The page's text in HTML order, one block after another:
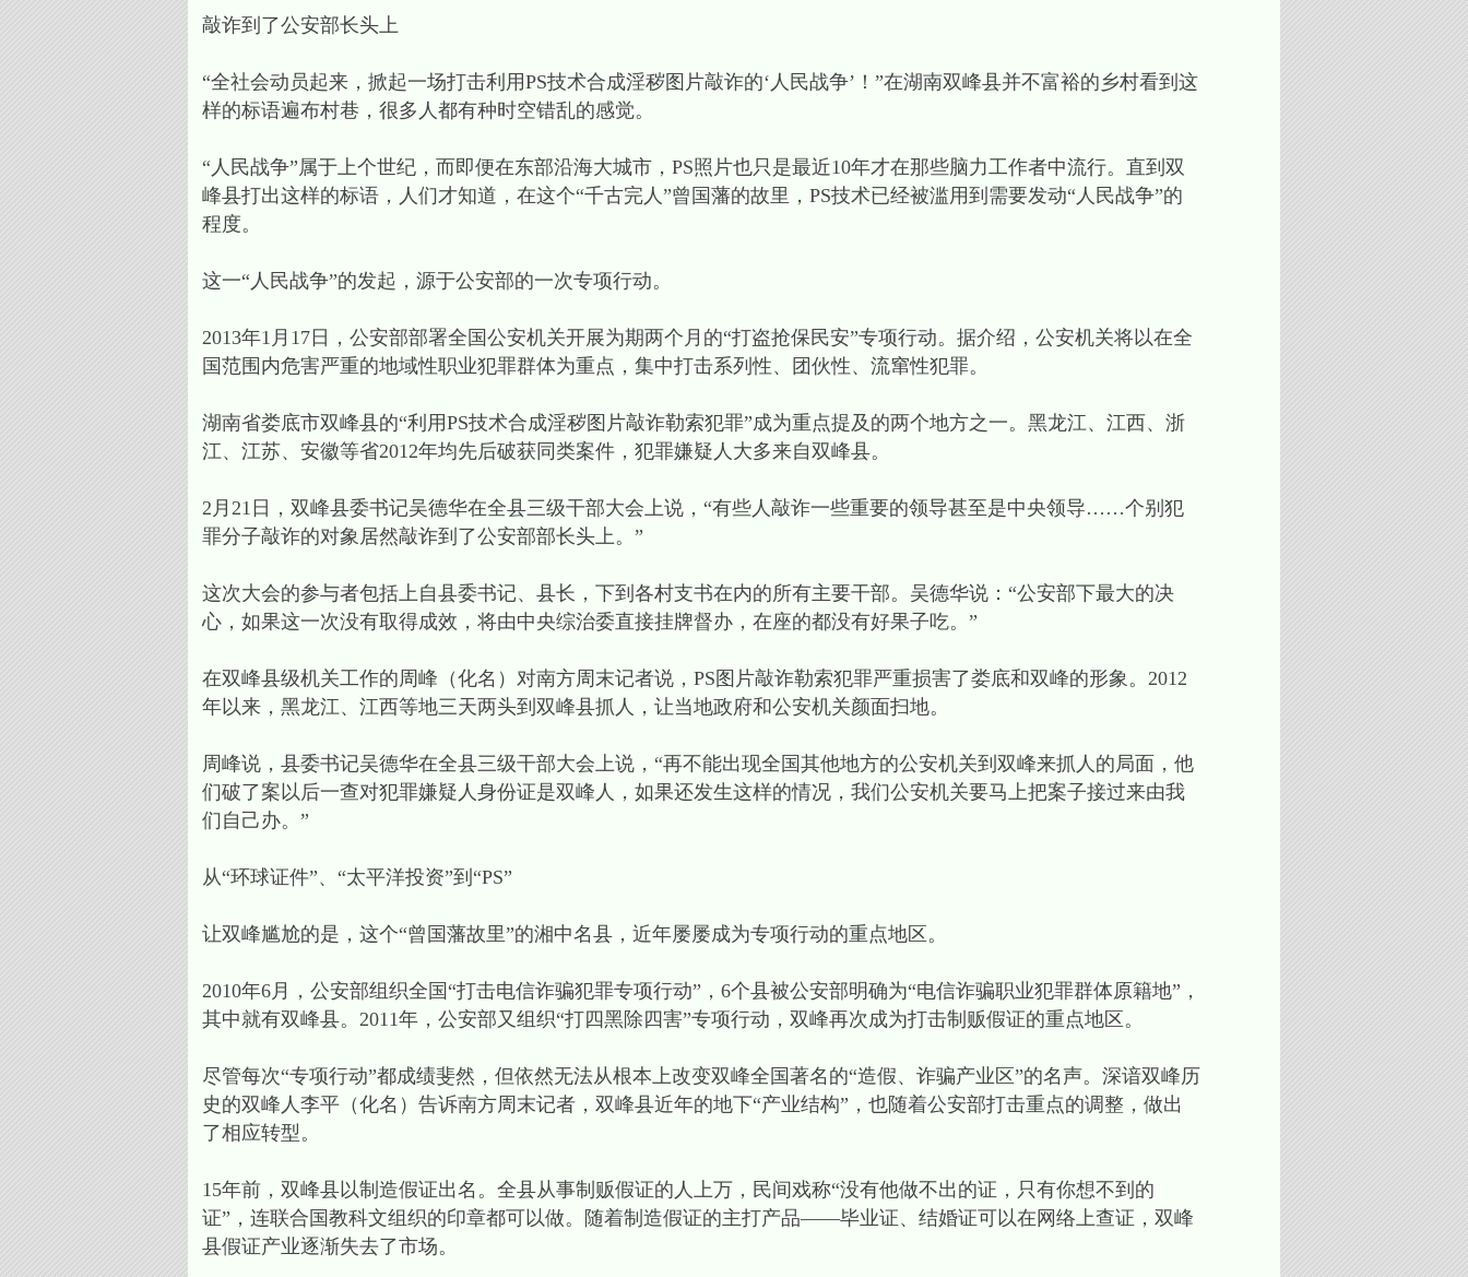
敲诈到了公安部长头上
“全社会动员起来，掀起一场打击利用PS技术合成淫秽图片敲诈的‘人民战争’！”在湖南双峰县并不富裕的乡村看到这
样的标语遍布村巷，很多人都有种时空错乱的感觉。
“人民战争”属于上个世纪，而即便在东部沿海大城市，PS照片也只是最近10年才在那些脑力工作者中流行。直到双
峰县打出这样的标语，人们才知道，在这个“千古完人”曾国藩的故里，PS技术已经被滥用到需要发动“人民战争”的
程度。
这一“人民战争”的发起，源于公安部的一次专项行动。
2013年1月17日，公安部部署全国公安机关开展为期两个月的“打盗抢保民安”专项行动。据介绍，公安机关将以在全
国范围内危害严重的地域性职业犯罪群体为重点，集中打击系列性、团伙性、流窜性犯罪。
湖南省娄底市双峰县的“利用PS技术合成淫秽图片敲诈勒索犯罪”成为重点提及的两个地方之一。黑龙江、江西、浙
江、江苏、安徽等省2012年均先后破获同类案件，犯罪嫌疑人大多来自双峰县。
2月21日，双峰县委书记吴德华在全县三级干部大会上说，“有些人敲诈一些重要的领导甚至是中央领导……个别犯
罪分子敲诈的对象居然敲诈到了公安部部长头上。”
这次大会的参与者包括上自县委书记、县长，下到各村支书在内的所有主要干部。吴德华说：“公安部下最大的决
心，如果这一次没有取得成效，将由中央综治委直接挂牌督办，在座的都没有好果子吃。”
在双峰县级机关工作的周峰（化名）对南方周末记者说，PS图片敲诈勒索犯罪严重损害了娄底和双峰的形象。2012
年以来，黑龙江、江西等地三天两头到双峰县抓人，让当地政府和公安机关颜面扫地。
周峰说，县委书记吴德华在全县三级干部大会上说，“再不能出现全国其他地方的公安机关到双峰来抓人的局面，他
们破了案以后一查对犯罪嫌疑人身份证是双峰人，如果还发生这样的情况，我们公安机关要马上把案子接过来由我
们自己办。”
从“环球证件”、“太平洋投资”到“PS”
让双峰尴尬的是，这个“曾国藩故里”的湘中名县，近年屡屡成为专项行动的重点地区。
2010年6月，公安部组织全国“打击电信诈骗犯罪专项行动”，6个县被公安部明确为“电信诈骗职业犯罪群体原籍地”，
其中就有双峰县。2011年，公安部又组织“打四黑除四害”专项行动，双峰再次成为打击制贩假证的重点地区。
尽管每次“专项行动”都成绩斐然，但依然无法从根本上改变双峰全国著名的“造假、诈骗产业区”的名声。深谙双峰历
史的双峰人李平（化名）告诉南方周末记者，双峰县近年的地下“产业结构”，也随着公安部打击重点的调整，做出
了相应转型。
15年前，双峰县以制造假证出名。全县从事制贩假证的人上万，民间戏称“没有他做不出的证，只有你想不到的
证”，连联合国教科文组织的印章都可以做。随着制造假证的主打产品——毕业证、结婚证可以在网络上查证，双峰
县假证产业逐渐失去了市场。